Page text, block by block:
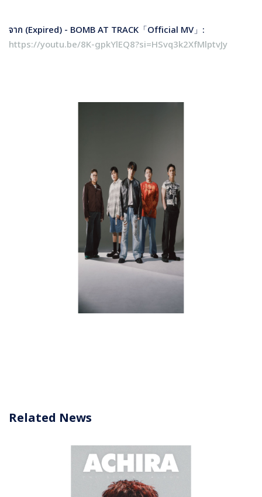
จาก (Expired) - BOMB AT TRACK 「Official MV」 :
https://youtu.be/8K-gpkYlEQ8?si=HSvq3k2XfMlptvJy
Related News